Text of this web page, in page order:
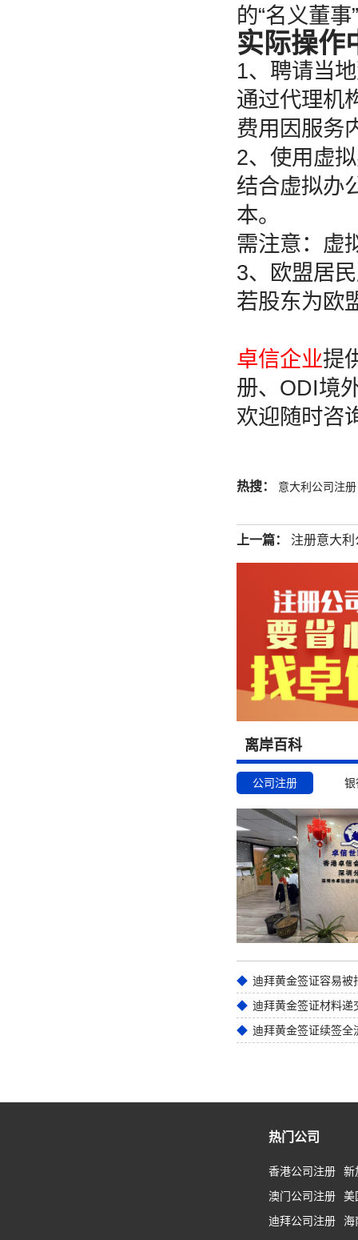
的“名义董
实际操作
1、聘请当
通过代理机
费用因服务
2、使用虚
结合虚拟办
本。
需注意：虚
3、欧盟居
若股东为欧
卓信企业提
册、ODI境
欢迎随时咨
热搜： 意大利公司注册
上一篇： 注册意大
离岸百科
公司注册 银
迪拜黄金签证材料递
迪拜黄金签证续签全
热门公司
香港公司注册
新
澳门公司注册
美
迪拜公司注册
海